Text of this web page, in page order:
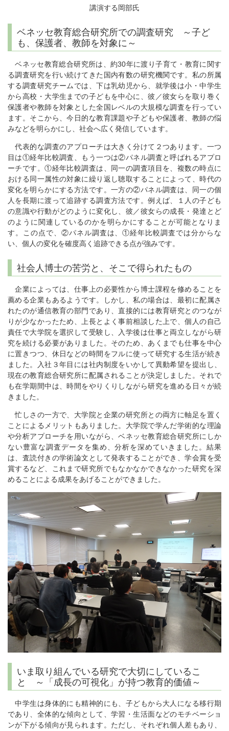
講演する岡部氏
ベネッセ教育総合研究所での調査研究 ～子ど
も、保護者、教師を対象に～
ベネッセ教育総合研究所は、約30年に渡り子育て・教育に関す
る調査研究を行い続けてきた国内有数の研究機関です。私の所属
する調査研究チームでは、下は乳幼児から、就学後は小・中学生
から高校・大学生までの子どもを中心に、彼／彼女らを取り巻く
保護者や教師を対象とした全国レベルの大規模な調査を行ってい
ます。そこから、今日的な教育課題や子どもや保護者、教師の悩
みなどを明らかにし、社会へ広く発信しています。
代表的な調査のアプローチは大きく分けて２つあります。一つ
目は①経年比較調査、もう一つは②パネル調査と呼ばれるアプロ
ーチです。①経年比較調査は、同一の調査項目を、複数の時点に
おける同一属性の対象に繰り返し聴取することによって、時代の
変化を明らかにする方法です。一方の②パネル調査は、同一の個
人を長期に渡って追跡する調査方法です。例えば、１人の子ども
の意識や行動がどのように変化し、彼／彼女らの成長・発達とど
のように関連しているのかを明らかにすることが可能となりま
す。この点で、②パネル調査は、①経年比較調査では分からな
い、個人の変化を確度高く追跡できる点が強みです。
社会人博士の苦労と、そこで得られたもの
企業によっては、仕事上の必要性から博士課程を修めることを
薦める企業もあるようです。しかし、私の場合は、最初に配属さ
れたのが通信教育の部門であり、直接的には教育研究とのつなが
りが少なかったため、上長とよく事前相談した上で、個人の自己
責任で大学院を選択して受験し、入学後は仕事と両立しながら研
究を続ける必要がありました。そのため、あくまでも仕事を中心
に置きつつ、休日などの時間をフルに使って研究する生活が続き
ました。入社３年目には社内制度をいかして異動希望を提出し、
現在の教育総合研究所に配属されることが決定しました。それで
も在学期間中は、時間をやりくりしながら研究を進める日々が続
きました。
忙しさの一方で、大学院と企業の研究所との両方に軸足を置く
ことによるメリットもありました。大学院で学んだ学術的な理論
や分析アプローチを用いながら、ベネッセ教育総合研究所にしか
ない豊富な調査データを集め、分析を深めていきました。結果
は、査読付きの学術論文として発表することができ、学会賞を受
賞するなど、これまで研究所でもなかなかできなかった研究を深
めることによる成果をあげることができました。
いま取り組んでいる研究で大切にしているこ
と ～「成長の可視化」が持つ教育的価値～
中学生は身体的にも精神的にも、子どもから大人になる移行期
であり、全体的な傾向として、学習・生活面などのモチベーショ
ンが下がる傾向が見られます。ただし、それぞれ個人差もあり、